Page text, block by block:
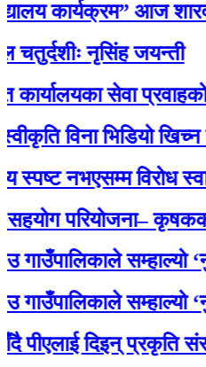
कार्यक्रम” आज शारदा
नृसिंह जयन्ती
सेवा प्रवाहको
विना भिडियो खिच्न
नभएसम्म विरोध
परियोजना– कृषकको
सम्हाल्यो
सम्हाल्यो
दिइन् प्रकृति संरक्षण